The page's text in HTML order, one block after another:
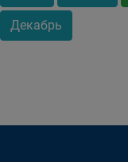
Декабрь